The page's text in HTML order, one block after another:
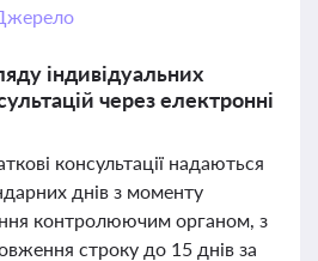
індивідуальних
через електронні
консультації надаються
днів з моменту
контролюючим органом, з
строку до 15 днів за